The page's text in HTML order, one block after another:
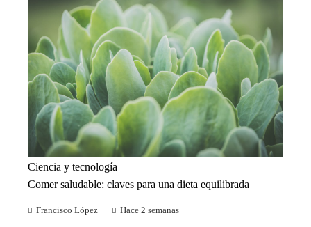
Ciencia y tecnología
Comer saludable: claves para una dieta equilibrada
Francisco López Hace 2 semanas